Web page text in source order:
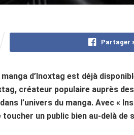
Partager
d’Inoxtag est déjà
créateur populaire auprès
l’univers du manga. Avec «
toucher un public bien au-delà